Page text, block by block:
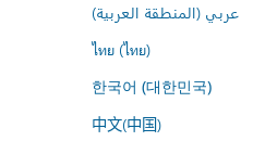
عربي (المنطقة العربية)
ไทย (ไทย)
한국어 (대한민국)
中文(中国)